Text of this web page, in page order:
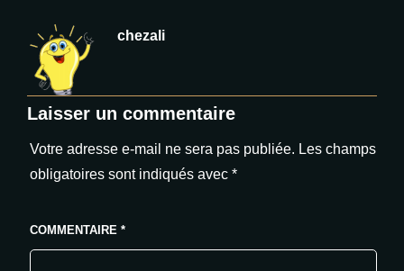
chezali
Laisser un commentaire
Votre adresse e-mail ne sera pas publiée. Les champs
obligatoires sont indiqués avec *
COMMENTAIRE *